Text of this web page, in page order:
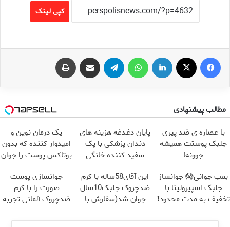
کپی لینک
فیس بوک لینکدین تلگرام اشتراک گذاری از طریق ایمیل
مطالب پیشنهادی
با عصاره ی ضد پیری
جلبک پوستت همیشه
جوونه!
پایان دغدغه هزینه های
دندان پزشکی با پک
سفید کننده خانگی
یک درمان نوین و
امیدوار کننده که بدون
بوتاکس پوست را جوان
بمب جوانی😱 جوانساز
جلبک اسپیرولینا با
تخفیف به مدت محدود❗
این آقای58ساله با کرم
ضدچروک جلبک10سال
جوان شد(سفارش با
جوانسازی پوست
صورت را با کرم
ضدچروک آلمانی تجربه